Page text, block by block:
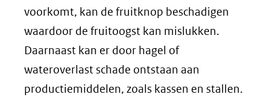
voorkomt, kan de fruitknop beschadigen
waardoor de fruitoogst kan mislukken.
Daarnaast kan er door hagel of
wateroverlast schade ontstaan aan
productiemiddelen, zoals kassen en stallen.